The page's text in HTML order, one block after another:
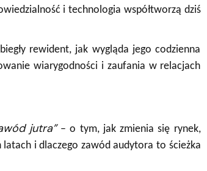
i technologia współtworzą dziś
rewident, jak wygląda jego codzienna
wiarygodności i zaufania w relacjach
jutra”– o tym, jak zmienia się rynek,
i dlaczego zawód audytora to ścieżka